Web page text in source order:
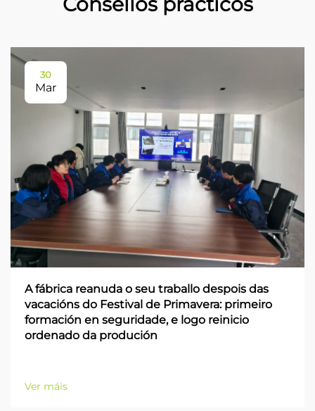
30
Mar
A fábrica reanuda o seu traballo despois das
vacacións do Festival de Primavera: primeiro
formación en seguridade, e logo reinicio
ordenado da produción
Ver máis